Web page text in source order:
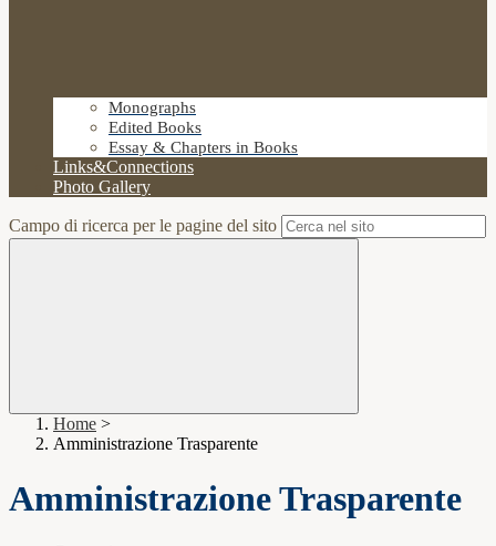
Monographs
Edited Books
Essay & Chapters in Books
Links&Connections
Photo Gallery
Campo di ricerca per le pagine del sito
Home >
Amministrazione Trasparente
Amministrazione Trasparente